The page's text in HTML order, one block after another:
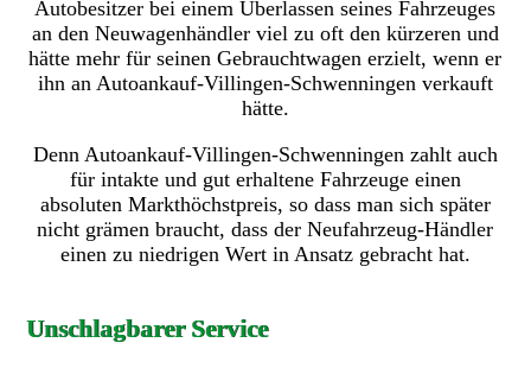
Autobesitzer bei einem Überlassen seines Fahrzeuges
an den Neuwagenhändler viel zu oft den kürzeren und
hätte mehr für seinen Gebrauchtwagen erzielt, wenn er
ihn an Autoankauf-Villingen-Schwenningen verkauft
hätte.
Denn Autoankauf-Villingen-Schwenningen zahlt auch
für intakte und gut erhaltene Fahrzeuge einen
absoluten Markthöchstpreis, so dass man sich später
nicht grämen braucht, dass der Neufahrzeug-Händler
einen zu niedrigen Wert in Ansatz gebracht hat.
Unschlagbarer Service